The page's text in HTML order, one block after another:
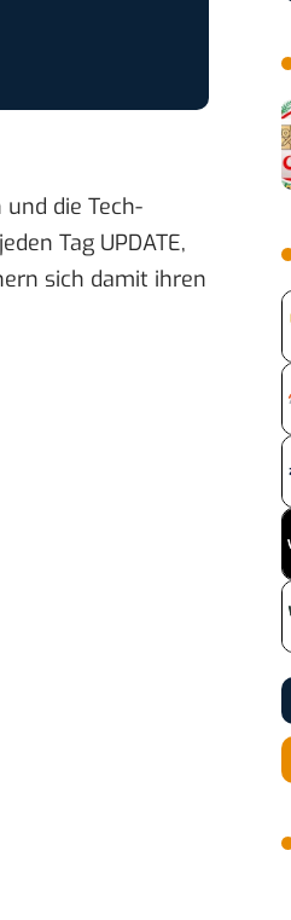
und die Tech-
Tag UPDATE,
sich damit ihren